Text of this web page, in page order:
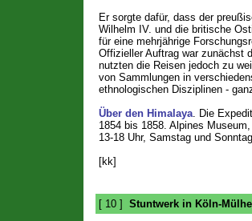
Er sorgte dafür, dass der
Wilhelm IV. und die britische
für eine mehrjährige
Offizieller Auftrag war zunächst
nutzten die Reisen jedoch zu
von Sammlungen in
ethnologischen Disziplinen -
Über den Himalaya. Die
1854 bis 1858. Alpines
13-18 Uhr, Samstag und
[kk]
[ 10 ] Stuntwerk in Köln-